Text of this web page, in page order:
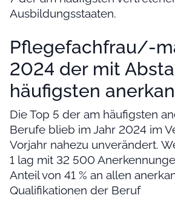
Ausbildungsstaaten.
Pflegefachfrau/-
2024 der mit
häufigsten
Die Top 5 der am häufigsten
Berufe blieb im Jahr 2024 im
Vorjahr nahezu unverändert.
1 lag mit 32 500
Anteil von 41 % an allen
Qualifikationen der Beruf